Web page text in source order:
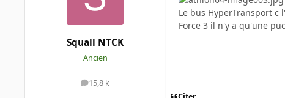
Squall NTCK
Ancien
15,8 k
messages
Le bus HyperTransport c
Force 3 il n'y a qu'une